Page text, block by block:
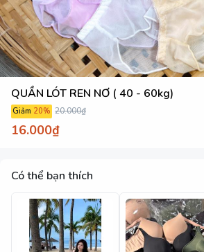
QUẦN LÓT REN NƠ ( 40 - 60kg)
Giảm 20% 20.000₫
16.000₫
Có thể bạn thích